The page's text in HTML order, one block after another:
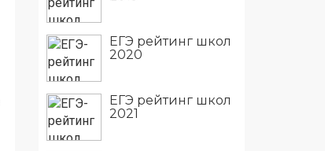
ЕГЭ рейтинг школ
2020
ЕГЭ рейтинг школ
2021